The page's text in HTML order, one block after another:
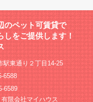
のペット可賃貸で
しをご提供します！
駅東通り２丁目14-25
6588
6589
限会社マイハウス